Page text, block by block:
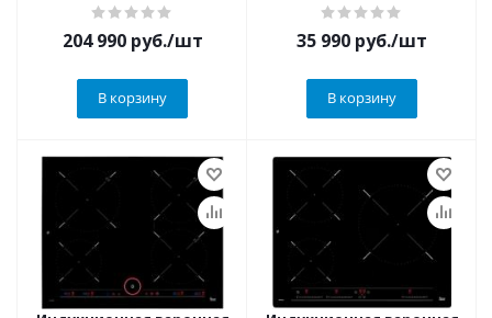
204 990руб./шт
В корзину
35 990 руб./шт
В корзину